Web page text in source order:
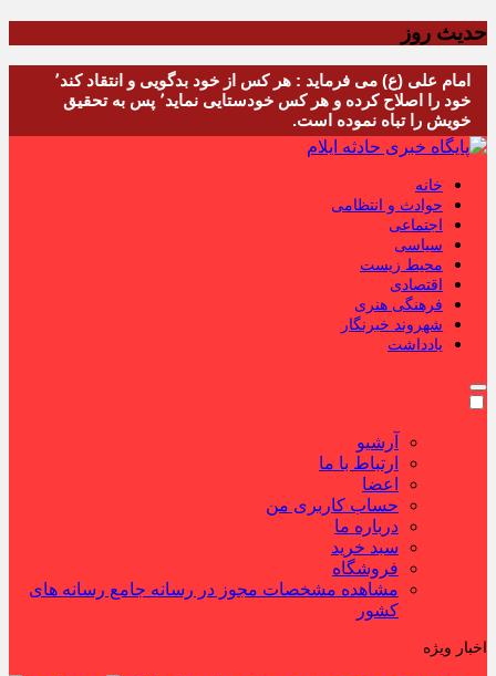
حدیث روز
امام علی (ع) می فرماید : هر کس از خود بدگویی و انتقاد کند٬
خود را اصلاح کرده و هر کس خودستایی نماید٬ پس به تحقیق
خویش را تباه نموده است.
خانه
حوادث و انتظامی
اجتماعی
سیاسی
محیط زیست
اقتصادی
فرهنگی هنری
شهروند خبرنگار
یادداشت
آرشیو
ارتباط با ما
اعضا
حساب کاربری من
درباره ما
سبد خرید
فروشگاه
مشاهده مشخصات مجوز در رسانه جامع رسانه های
کشور
اخبار ویژه